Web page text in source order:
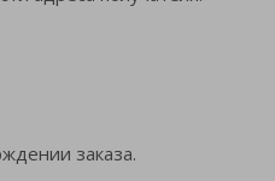
заказа.